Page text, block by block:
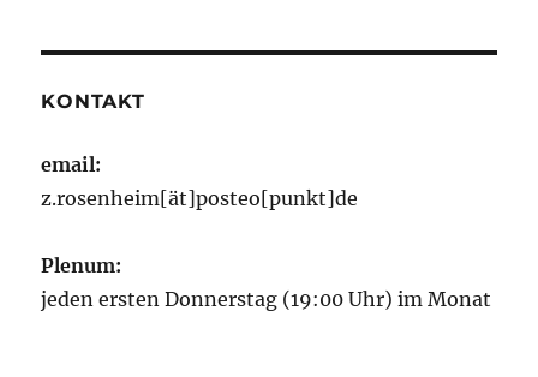
KONTAKT
email:
z.rosenheim[ät]posteo[punkt]de
Plenum:
jeden ersten Donnerstag (19:00 Uhr) im Monat